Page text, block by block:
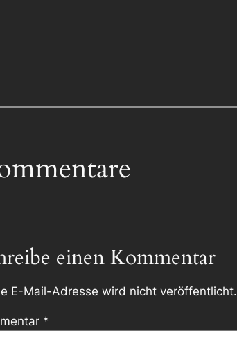
einen Kommentar
E-Mail-Adresse wird nicht veröffentlicht.
*